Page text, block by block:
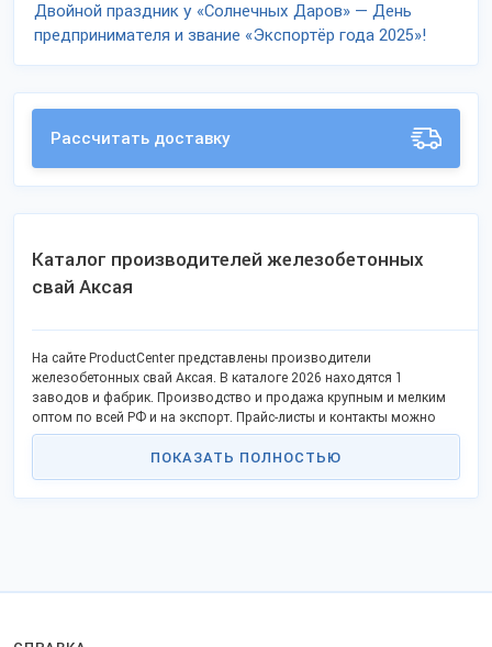
Двойной праздник у «Солнечных Даров» — День
предпринимателя и звание «Экспортёр года 2025»!
Рассчитать доставку
Каталог производителей железобетонных
свай Аксая
На сайте ProductCenter представлены производители
железобетонных свай Аксая. В каталоге 2026 находятся 1
заводов и фабрик. Производство и продажа крупным и мелким
оптом по всей РФ и на экспорт. Прайс-листы и контакты можно
найти в экспозициях компаний.
ПОКАЗАТЬ ПОЛНОСТЬЮ